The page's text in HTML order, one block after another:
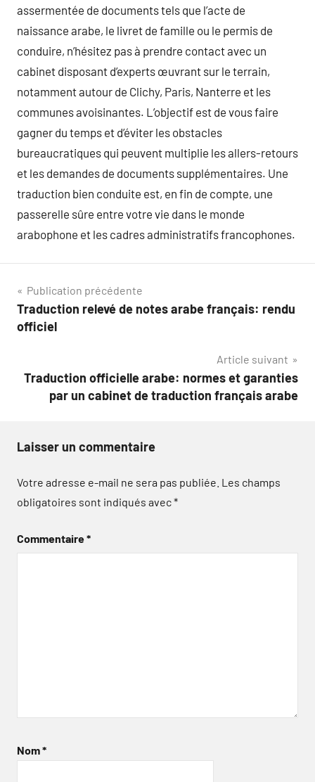
assermentée de documents tels que l’acte de
naissance arabe, le livret de famille ou le permis de
conduire, n’hésitez pas à prendre contact avec un
cabinet disposant d’experts œuvrant sur le terrain,
notamment autour de Clichy, Paris, Nanterre et les
communes avoisinantes. L’objectif est de vous faire
gagner du temps et d’éviter les obstacles
bureaucratiques qui peuvent multiplie les allers-retours
et les demandes de documents supplémentaires. Une
traduction bien conduite est, en fin de compte, une
passerelle sûre entre votre vie dans le monde
arabophone et les cadres administratifs francophones.
Navigation
de
Publication précédente
Traduction relevé de notes arabe français: rendu
officiel
Article suivant
Traduction officielle arabe: normes et garanties
par un cabinet de traduction français arabe
Laisser un commentaire
Votre adresse e-mail ne sera pas publiée. Les champs
obligatoires sont indiqués avec*
Commentaire*
Nom*